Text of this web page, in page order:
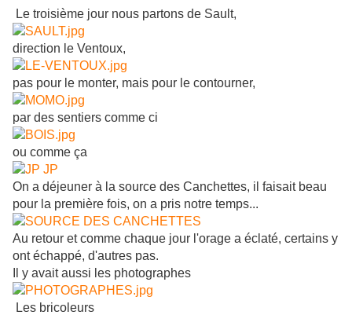
Le troisième jour nous partons de Sault,
direction le Ventoux,
pas pour le monter, mais pour le contourner,
par des sentiers comme ci
ou comme ça
On a déjeuner à la source des Canchettes, il faisait beau
pour la première fois, on a pris notre temps...
Au retour et comme chaque jour l'orage a éclaté, certains y
ont échappé, d'autres pas.
Il y avait aussi les photographes
Les bricoleurs